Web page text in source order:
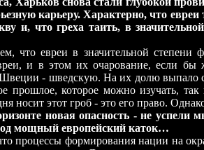
карьеру. Характерно, что
и, что греха таить, в
что евреи в значительной степени
и в этом их очарование, если
Швеции - шведскую. На их долю выпало
прошлое, которое можно изучать,
носит этот гроб - это его право.
новая опасность - не успели
мощный европейский каток…
процессы формирования нации на